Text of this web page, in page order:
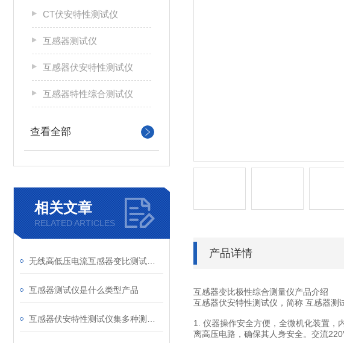
CT伏安特性测试仪
互感器测试仪
互感器伏安特性测试仪
互感器特性综合测试仪
查看全部
相关文章
RELATED ARTICLES
互感器测试仪是什么类型产品
产品详情
互感器变比极性综合测量仪产品介绍
互感器伏安特性测试仪，简称 互感器测
1. 仪器操作安全方便，全微机化装置，
离高压电路，确保其人身安全。交流